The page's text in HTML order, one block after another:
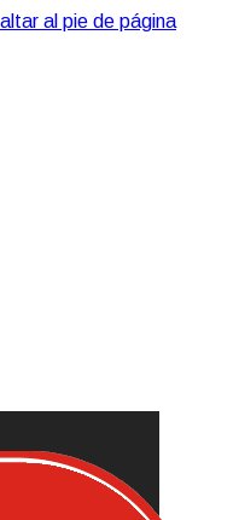
al pie de página